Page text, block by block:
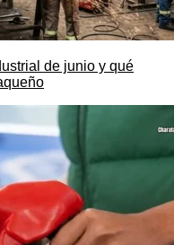
de junio y qué